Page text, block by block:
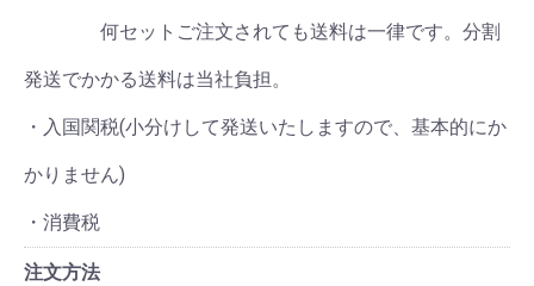
何セットご注文されても送料は一律です。分割
発送でかかる送料は当社負担。
・入国関税(小分けして発送いたしますので、基本的にか
かりません)
・消費税
注文方法